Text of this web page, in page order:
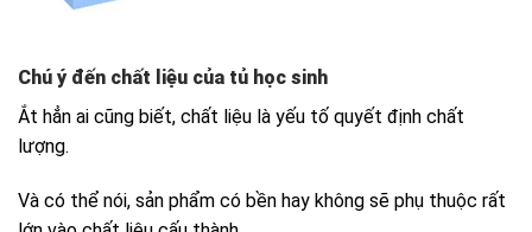
Chú ý đến chất liệu của tủ học sinh
Ắt hẳn ai cũng biết, chất liệu là yếu tố quyết định chất
lượng.
Và có thể nói, sản phẩm có bền hay không sẽ phụ thuộc rất